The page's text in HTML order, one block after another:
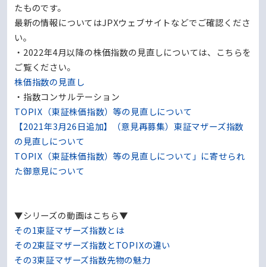
たものです。
最新の情報についてはJPXウェブサイトなどでご確認くださ
い。
・2022年4月以降の株価指数の見直しについては、こちらを
ご覧ください。
株価指数の見直し
・指数コンサルテーション
TOPIX（東証株価指数）等の見直しについて
【2021年3月26日追加】（意見再募集）東証マザーズ指数
の見直しについて
TOPIX（東証株価指数）等の見直しについて」に寄せられ
た御意見について
▼シリーズの動画はこちら▼
その1東証マザーズ指数とは
その2東証マザーズ指数とTOPIXの違い
その3東証マザーズ指数先物の魅力